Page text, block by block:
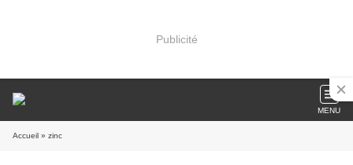
Publicité
MENU
Accueil » zinc